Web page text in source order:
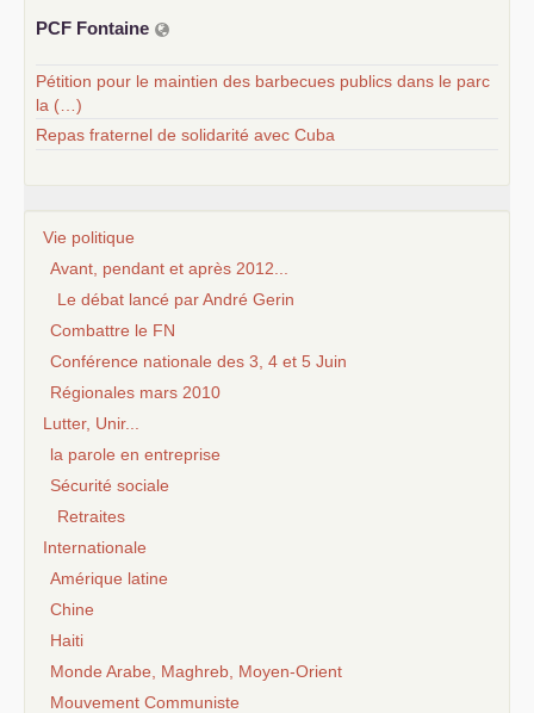
PCF Fontaine
Pétition pour le maintien des barbecues publics dans le parc
la (…)
Repas fraternel de solidarité avec Cuba
Vie politique
Avant, pendant et après 2012...
Le débat lancé par André Gerin
Combattre le FN
Conférence nationale des 3, 4 et 5 Juin
Régionales mars 2010
Lutter, Unir...
la parole en entreprise
Sécurité sociale
Retraites
Internationale
Amérique latine
Chine
Haiti
Monde Arabe, Maghreb, Moyen-Orient
Mouvement Communiste